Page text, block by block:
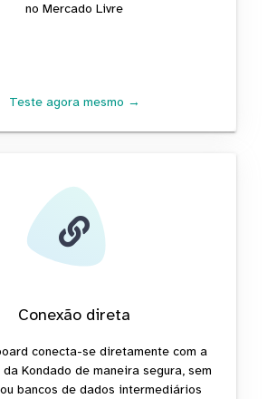
no Mercado Livre
Teste agora mesmo →
Conexão direta
conecta-se diretamente com a
Kondado de maneira segura, sem
bancos de dados intermediários